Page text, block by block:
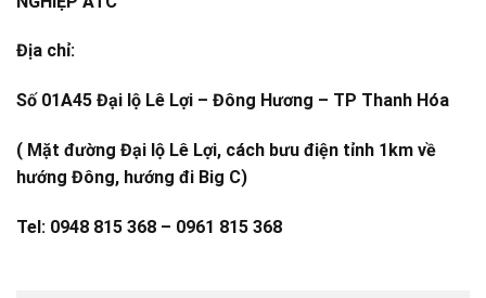
Địa chỉ:
Số 01A45 Đại lộ Lê Lợi – Đông Hương – TP Thanh Hóa
( Mặt đường Đại lộ Lê Lợi, cách bưu điện tỉnh 1km về
hướng Đông, hướng đi Big C)
Tel: 0948 815 368 – 0961 815 368